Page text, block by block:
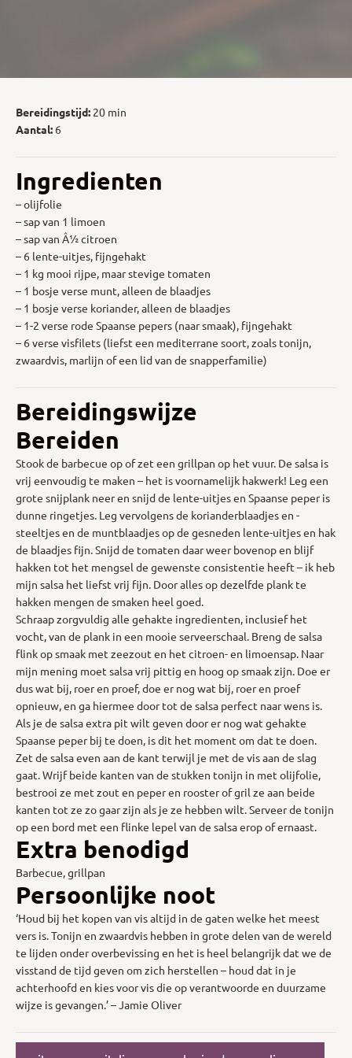
Bereidingstijd: 20 min
Aantal: 6
Ingredienten
– olijfolie
– sap van 1 limoen
– sap van Â½ citroen
– 6 lente-uitjes, fijngehakt
– 1 kg mooi rijpe, maar stevige tomaten
– 1 bosje verse munt, alleen de blaadjes
– 1 bosje verse koriander, alleen de blaadjes
– 1-2 verse rode Spaanse pepers (naar smaak), fijngehakt
– 6 verse visfilets (liefst een mediterrane soort, zoals tonijn,
zwaardvis, marlijn of een lid van de snapperfamilie)
Bereidingswijze
Bereiden
Stook de barbecue op of zet een grillpan op het vuur. De salsa is
vrij eenvoudig te maken – het is voornamelijk hakwerk! Leg een
grote snijplank neer en snijd de lente-uitjes en Spaanse peper is
dunne ringetjes. Leg vervolgens de korianderblaadjes en -
steeltjes en de muntblaadjes op de gesneden lente-uitjes en hak
de blaadjes fijn. Snijd de tomaten daar weer bovenop en blijf
hakken tot het mengsel de gewenste consistentie heeft – ik heb
mijn salsa het liefst vrij fijn. Door alles op dezelfde plank te
hakken mengen de smaken heel goed.
Schraap zorgvuldig alle gehakte ingredienten, inclusief het
vocht, van de plank in een mooie serveerschaal. Breng de salsa
flink op smaak met zeezout en het citroen- en limoensap. Naar
mijn mening moet salsa vrij pittig en hoog op smaak zijn. Doe er
dus wat bij, roer en proef, doe er nog wat bij, roer en proef
opnieuw, en ga hiermee door tot de salsa perfect naar wens is.
Als je de salsa extra pit wilt geven door er nog wat gehakte
Spaanse peper bij te doen, is dit het moment om dat te doen.
Zet de salsa even aan de kant terwijl je met de vis aan de slag
gaat. Wrijf beide kanten van de stukken tonijn in met olijfolie,
bestrooi ze met zout en peper en rooster of gril ze aan beide
kanten tot ze zo gaar zijn als je ze hebben wilt. Serveer de tonijn
op een bord met een flinke lepel van de salsa erop of ernaast.
Extra benodigd
Barbecue, grillpan
Persoonlijke noot
‘Houd bij het kopen van vis altijd in de gaten welke het meest
vers is. Tonijn en zwaardvis hebben in grote delen van de wereld
te lijden onder overbevissing en het is heel belangrijk dat we de
visstand de tijd geven om zich herstellen – houd dat in je
achterhoofd en kies voor vis die op verantwoorde en duurzame
wijze is gevangen.’ – Jamie Oliver